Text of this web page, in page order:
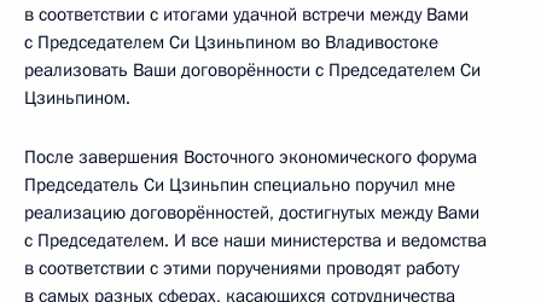
в соответствии с итогами удачной встречи между Вами
с Председателем Си Цзиньпином во Владивостоке
реализовать Ваши договорённости с Председателем Си
Цзиньпином.
После завершения Восточного экономического форума
Председатель Си Цзиньпин специально поручил мне
реализацию договорённостей, достигнутых между Вами
с Председателем. И все наши министерства и ведомства
в соответствии с этими поручениями проводят работу
в самых разных сферах, касающихся сотрудничества